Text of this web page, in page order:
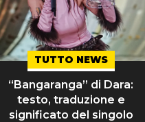
TUTTO NEWS
“Bangaranga” di Dara:
testo, traduzione e
significato del singolo